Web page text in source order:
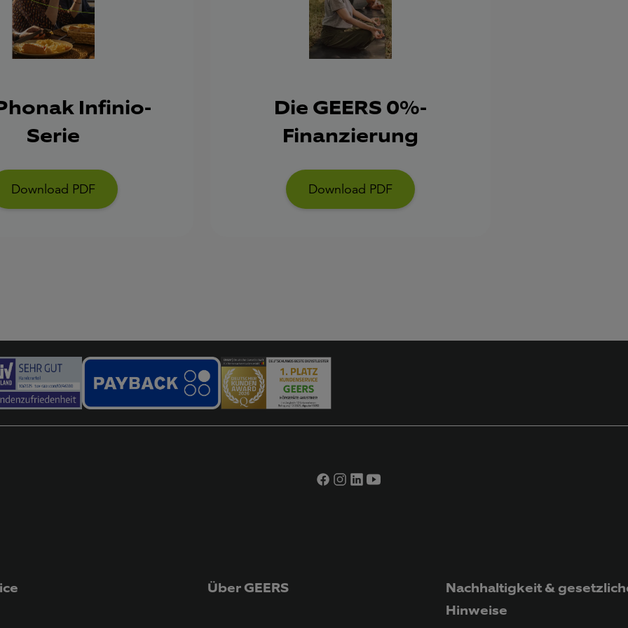
Infinio-
Serie
Download PDF
Die GEERS 0%-
Finanzierung
Download PDF
Über GEERS
Nachhaltigkeit &
Hinweise